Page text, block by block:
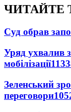
ЧИТАЙТЕ
Суд обрав
Уряд ухвалив
мобілізації
Зеленський
переговори